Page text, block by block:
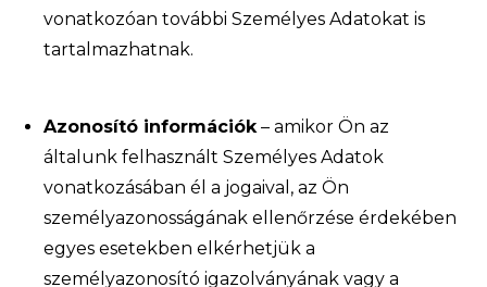
vonatkozóan további Személyes Adatokat is
tartalmazhatnak.
Azonosító információk– amikor Ön az
általunk felhasznált Személyes Adatok
vonatkozásában él a jogaival, az Ön
személyazonosságának ellenőrzése érdekében
egyes esetekben elkérhetjük a
személyazonosító igazolványának vagy a